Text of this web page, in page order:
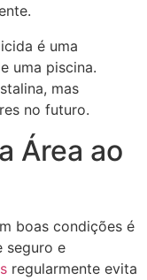
é uma
uma piscina.
mas
no futuro.
Área ao
boas condições é
seguro e
regularmente evita